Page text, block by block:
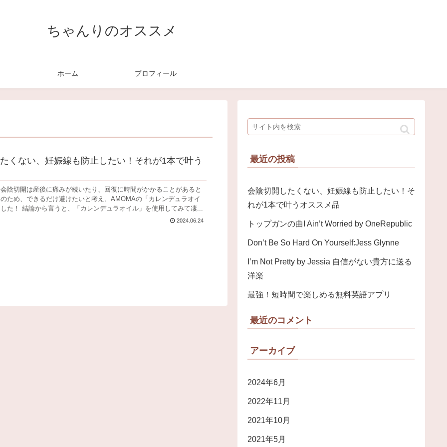
ちゃんりのオススメ
ホーム プロフィール
くない、妊娠線も防止したい！それが1本で叶う
陰切開は産後に痛みが続いたり、回復に時間がかかることがあると
ため、できるだけ避けたいと考え、AMOMAの「カレンデュラオイ
た！ 結論から言うと、「カレンデュラオイル」を使用してみて凄...
2024.06.24
最近の投稿
会陰切開したくない、妊娠線も防止したい！そ
れが1本で叶うオススメ品
トップガンの曲I Ain’t Worried by OneRepublic
Don’t Be So Hard On Yourself:Jess Glynne
I’m Not Pretty by Jessia 自信がない貴方に送る
洋楽
最強！短時間で楽しめる無料英語アプリ
最近のコメント
アーカイブ
2024年6月
2022年11月
2021年10月
2021年5月